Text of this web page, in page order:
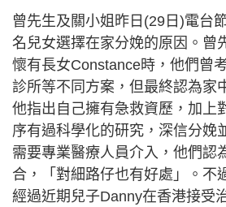
曾先生及關小姐昨日(29日)電台
名兒女選擇在家分娩的原因。曾
懷有長女Constance時，他們曾
診所等不同方案，但最終認為家
他指出自己擁有急救資歷，加上
序有過科學化的研究，深信分娩
需要專業醫療人員介入，他們認
合，「對細路仔也有好處」。不
經過近期兒子Danny在香港接受